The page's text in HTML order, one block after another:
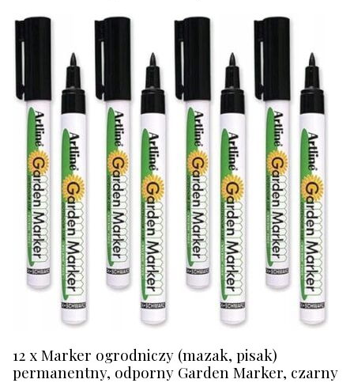
12 x Marker ogrodniczy (mazak, pisak)
permanentny, odporny Garden Marker, czarny